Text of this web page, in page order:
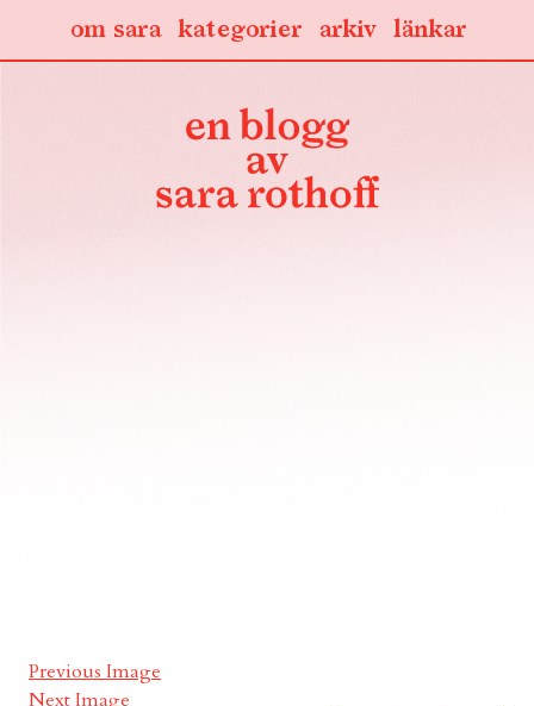
länkar
arkiv
kategorier
om sara
Previous Image
Next Image